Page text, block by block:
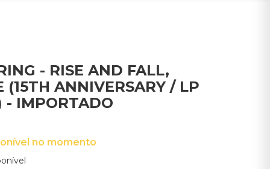
- RISE AND FALL,
(15TH ANNIVERSARY / LP
- IMPORTADO
no momento